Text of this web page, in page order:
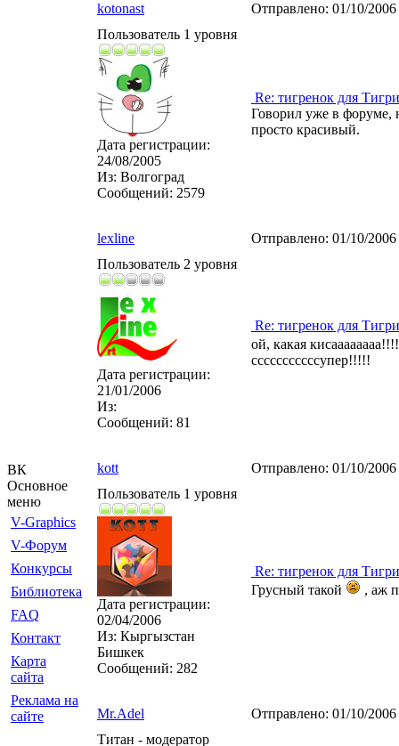
ВК
Основное
меню
V-Graphics
V-Форум
Конкурсы
Библиотека
FAQ
Контакт
Карта
сайта
Реклама на
сайте
kotonast Отправлено: 01/10/
Пользователь 1 уровня
Дата регистрации:
24/08/2005
Из: Волгоград
Сообщений: 2579
Re: тигренок для
Говорил уже в форуме,
просто красивый.
lexline Отправлено: 01/10/
Пользователь 2 уровня
Дата регистрации:
21/01/2006
Из:
Сообщений: 81
Re: тигренок для
ой, какая
сссссссссссупер!!!!!
kott Отправлено: 01/10/
Пользователь 1 уровня
Дата регистрации:
02/04/2006
Из: Кыргызстан
Бишкек
Сообщений: 282
Re: тигренок для
Грусный такой
, аж
Mr.Adel Отправлено: 01/10/
Титан - модератор